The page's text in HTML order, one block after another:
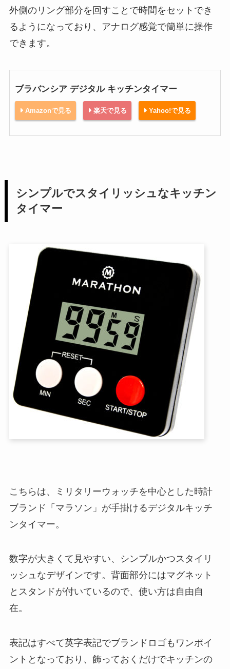
外側のリング部分を回すことで時間をセットでき
るようになっており、アナログ感覚で簡単に操作
できます。
ブラバンシア デジタル キッチンタイマー
Amazonで見る 楽天で見る Yahoo!で見る
シンプルでスタイリッシュなキッチン
タイマー
こちらは、ミリタリーウォッチを中心とした時計
ブランド「マラソン」が手掛けるデジタルキッチ
ンタイマー。
数字が大きくて見やすい、シンプルかつスタイリ
ッシュなデザインです。背面部分にはマグネット
とスタンドが付いているので、使い方は自由自
在。
表記はすべて英字表記でブランドロゴもワンポイ
ントとなっており、飾っておくだけでキッチンの